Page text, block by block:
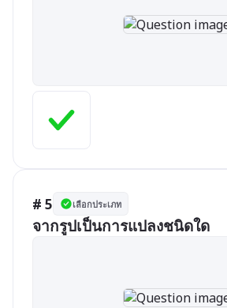
# 5 เลือกประเภท
จากรูปเป็นการแปลงชนิดใด